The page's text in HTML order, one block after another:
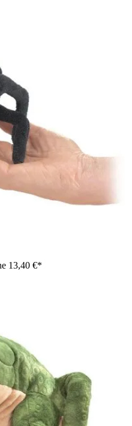
Blau-Silber mit weißem
bespielt
13,40 €*